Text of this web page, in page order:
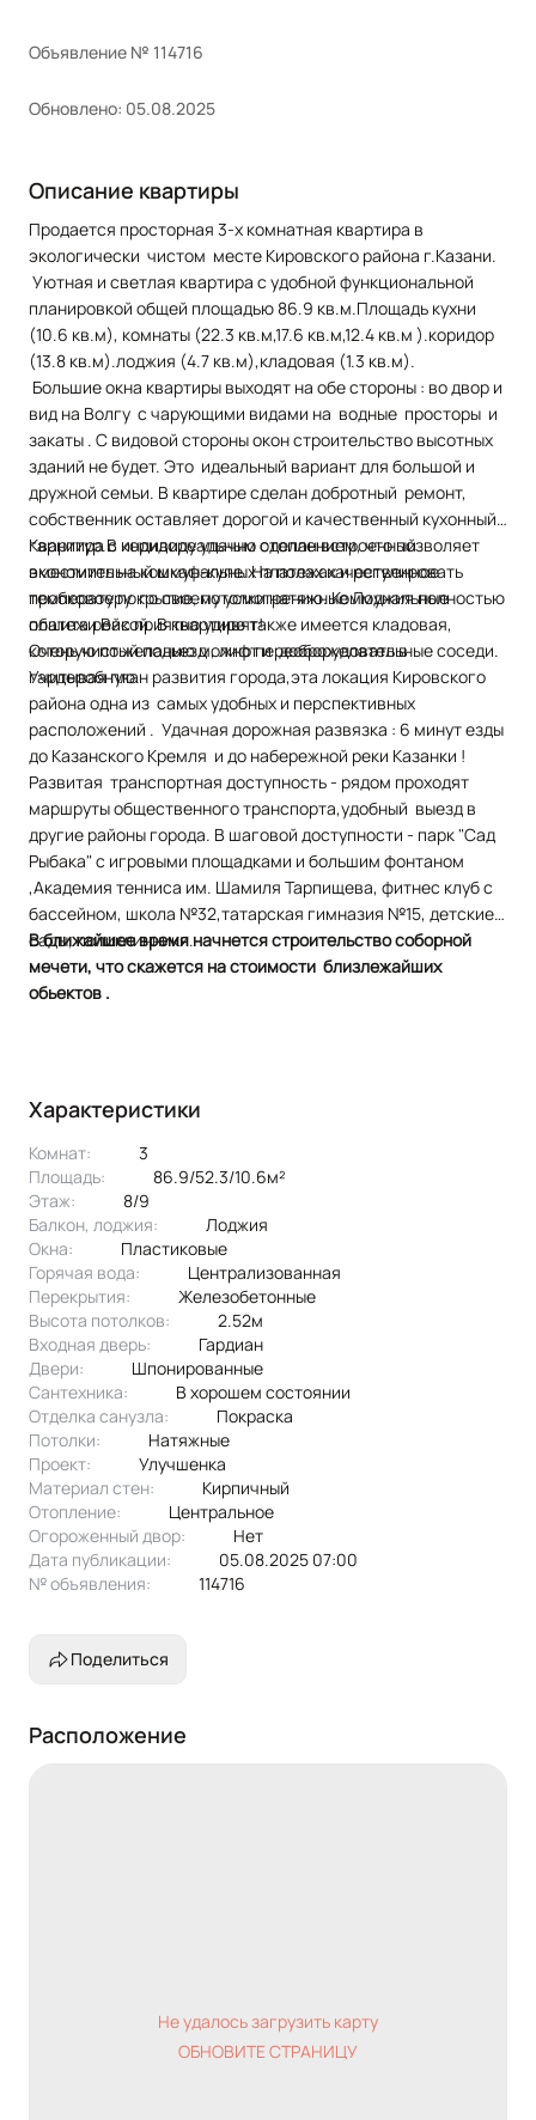
Объявление № 114716
Обновлено: 05.08.2025
Описание квартиры
Продается просторная 3-х комнатная квартира в
экологически чистом месте Кировского района г.Казани.
Уютная и светлая квартира с удобной функциональной
планировкой общей площадью 86.9 кв.м.Площадь кухни
(10.6 кв.м), комнаты (22.3 кв.м,17.6 кв.м,12.4 кв.м ).коридор
(13.8 кв.м).лоджия (4.7 кв.м),кладовая (1.3 кв.м).
Большие окна квартиры выходят на обе стороны : во двор и
вид на Волгу с чарующими видами на водные просторы и
закаты . С видовой стороны окон строительство высотных
зданий не будет. Это идеальный вариант для большой и
дружной семьи. В квартире сделан добротный ремонт,
собственник оставляет дорогой и качественный кухонный
гарнитур.В коридоре удачно сделан встроенный
вместительный шкаф-купе. На полах качественное
пробковое покрытие, потолки натяжные Лоджия полностью
обшита рейкой. В квартире также имеется кладовая,
которую по желанию можно переоборудовать в
гардеробную.
Квартира с индивидуальным отоплением, что позволяет
экономить на коммунальных платежах и регулировать
температуру по своему усмотрению. Коммунальные
платежи Вас приятно удивят!
Очень чистый подьезд , лифт и доброжелательные соседи.
Учитывая план развития города,эта локация Кировского
района одна из самых удобных и перспективных
расположений . Удачная дорожная развязка : 6 минут езды
до Казанского Кремля и до набережной реки Казанки !
Развитая транспортная доступность - рядом проходят
маршруты общественного транспорта,удобный выезд в
другие районы города. В шаговой доступности - парк "Сад
Рыбака" с игровыми площадками и большим фонтаном
,Академия тенниса им. Шамиля Тарпищева, фитнес клуб с
бассейном, школа №32,татарская гимназия №15, детские
сады, поликлинники.
В ближайшее время начнется строительство соборной
мечети, что скажется на стоимости близлежайших
обьектов .
Характеристики
Комнат:
3
Площадь:
86.9/52.3/10.6м²
Этаж:
8/9
Балкон, лоджия:
лоджия
Окна:
пластиковые
Горячая вода:
централизованная
Перекрытия:
железобетонные
Высота потолков:
2.52м
Входная дверь:
Гардиан
Двери:
шпонированные
Сантехника:
в хорошем состоянии
Отделка санузла:
покраска
Потолки:
натяжные
Проект:
улучшенка
Материал стен:
Кирпичный
Отопление:
центральное
Огороженный двор:
Нет
Дата публикации:
05.08.2025 07:00
№ объявления:
114716
Поделиться
Расположение
Не удалось загрузить карту
ОБНОВИТЕ СТРАНИЦУ